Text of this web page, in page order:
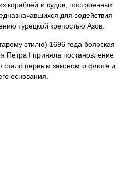
кораблей и судов, построенных
для содействия
турецкой крепостью Азов.
стилю) 1696 года боярская
Петра I приняла постановление
первым законом о флоте и
основания.